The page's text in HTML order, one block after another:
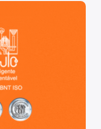
e sustentável